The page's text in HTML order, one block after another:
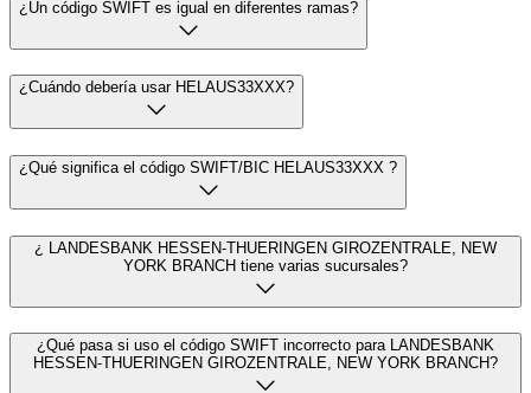
¿Un código SWIFT es igual en diferentes ramas?
¿Cuándo debería usar HELAUS33XXX?
¿Qué significa el código SWIFT/BIC HELAUS33XXX ?
¿ LANDESBANK HESSEN-THUERINGEN GIROZENTRALE, NEW
YORK BRANCH tiene varias sucursales?
¿Qué pasa si uso el código SWIFT incorrecto para LANDESBANK
HESSEN-THUERINGEN GIROZENTRALE, NEW YORK BRANCH?